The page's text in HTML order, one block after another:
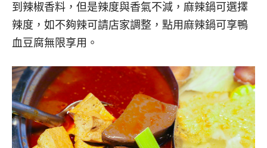
到辣椒香料，但是辣度與香氣不減，麻辣鍋可選擇
辣度，如不夠辣可請店家調整，點用麻辣鍋可享鴨
血豆腐無限享用。